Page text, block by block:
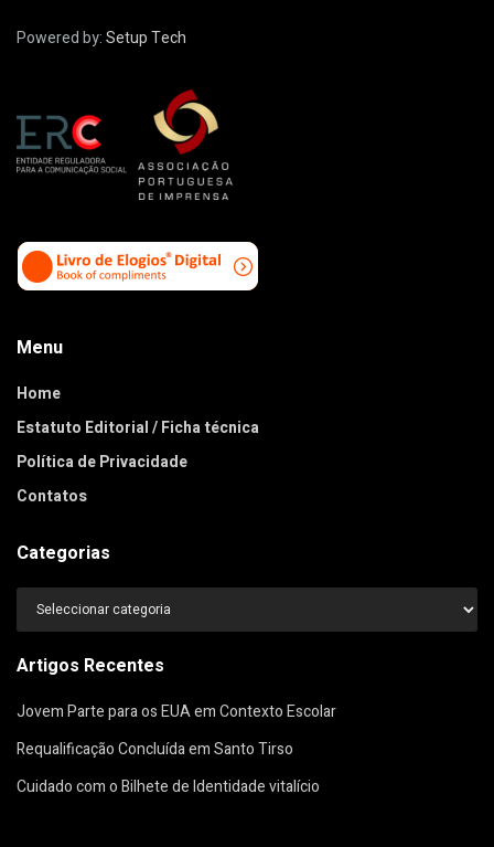
Powered by:Setup Tech
Menu
Home
Estatuto Editorial / Ficha técnica
Política de Privacidade
Contatos
Categorias
Categorias
Artigos Recentes
Jovem Parte para os EUA em Contexto Escolar
Requalificação Concluída em Santo Tirso
Cuidado com o Bilhete de Identidade vitalício